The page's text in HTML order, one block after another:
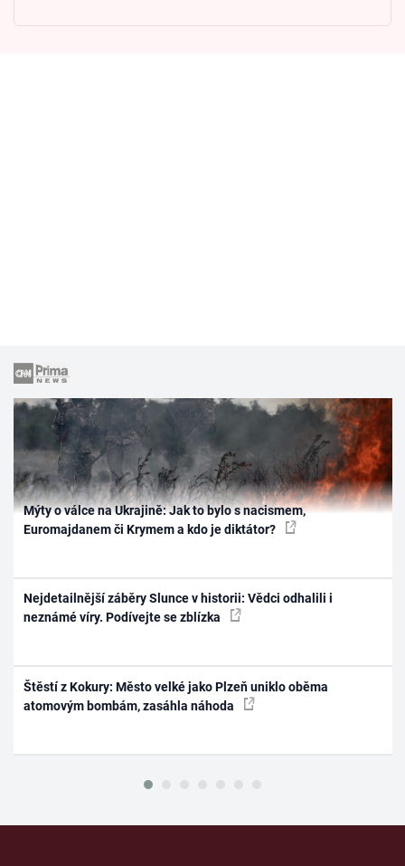
Mýty o válce na Ukrajině: Jak to bylo s nacismem,
Euromajdanem či Krymem a kdo je diktátor?
Nejdetailnější záběry Slunce v historii: Vědci odhalili i
neznámé víry. Podívejte se zblízka
Štěstí z Kokury: Město velké jako Plzeň uniklo oběma
atomovým bombám, zasáhla náhoda